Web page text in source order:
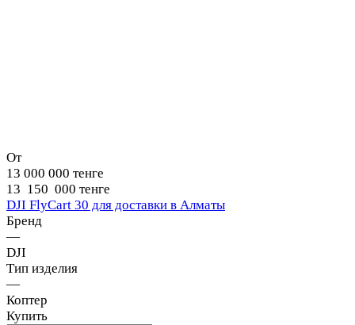
От
13 000 000 тенге
13 150 000 тенге
DJI FlyCart 30 для доставки в Алматы
Бренд
—
DJI
Тип изделия
—
Коптер
Купить